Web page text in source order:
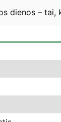
dienos –